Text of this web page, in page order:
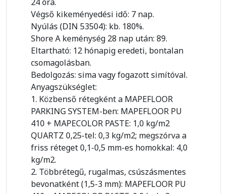
Végső kikeményedési idő: 7 nap.
Nyúlás (DIN 53504): kb. 180%.
Shore A keménység 28 nap után: 89.
Eltartható: 12 hónapig eredeti, bontalan
csomagolásban.
Bedolgozás: sima vagy fogazott simítóval.
Anyagszükséglet:
1. Közbenső rétegként a MAPEFLOOR
PARKING SYSTEM-ben: MAPEFLOOR PU
410 + MAPECOLOR PASTE: 1,0 kg/m2
QUARTZ 0,25-tel: 0,3 kg/m2; megszórva a
friss réteget 0,1-0,5 mm-es homokkal: 4,0
kg/m2.
2. Többrétegű, rugalmas, csúszásmentes
bevonatként (1,5-3 mm): MAPEFLOOR PU